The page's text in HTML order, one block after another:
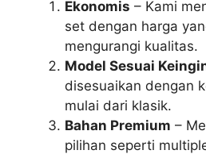
Ekonomis – Kami
set dengan harga
mengurangi kualitas.
Model Sesuai
disesuaikan dengan
mulai dari klasik.
Bahan Premium –
pilihan seperti